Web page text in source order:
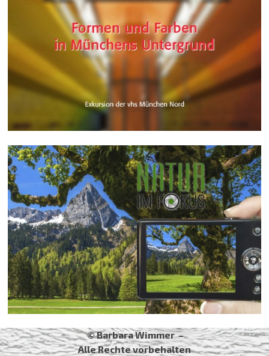
© Barbara Wimmer –
Alle Rechte vorbehalten